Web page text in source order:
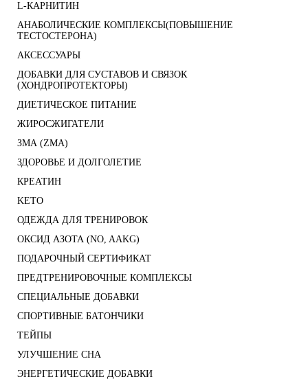
L-КАРНИТИН
АНАБОЛИЧЕСКИЕ КОМПЛЕКСЫ(ПОВЫШЕНИЕ
ТЕСТОСТЕРОНА)
АКСЕССУАРЫ
ДОБАВКИ ДЛЯ СУСТАВОВ И СВЯЗОК
(ХОНДРОПРОТЕКТОРЫ)
ДИЕТИЧЕСКОЕ ПИТАНИЕ
ЖИРОСЖИГАТЕЛИ
ЗМА (ZMA)
ЗДОРОВЬЕ И ДОЛГОЛЕТИЕ
КРЕАТИН
KETO
ОДЕЖДА ДЛЯ ТРЕНИРОВОК
ОКСИД АЗОТА (NO, AAKG)
ПОДАРОЧНЫЙ СЕРТИФИКАТ
ПРЕДТРЕНИРОВОЧНЫЕ КОМПЛЕКСЫ
СПЕЦИАЛЬНЫЕ ДОБАВКИ
СПОРТИВНЫЕ БАТОНЧИКИ
ТЕЙПЫ
УЛУЧШЕНИЕ СНА
ЭНЕРГЕТИЧЕСКИЕ ДОБАВКИ